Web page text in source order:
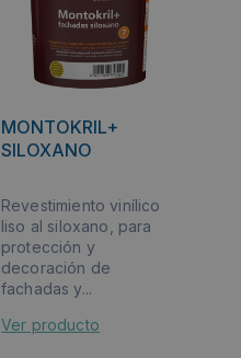
MONTOKRIL+
SILOXANO
Revestimiento vinílico
liso al siloxano, para
protección y
decoración de
fachadas y...
Ver producto